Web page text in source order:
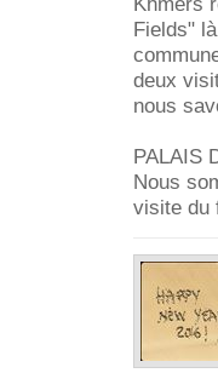
Fields"
deux
nous
PALAIS
Nous
visite du